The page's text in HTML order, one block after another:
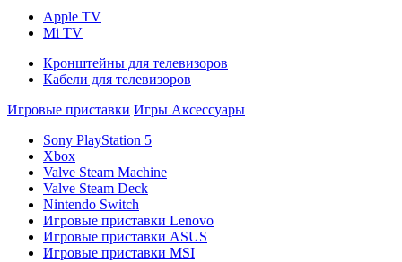
Apple TV
Mi TV
Кронштейны для телевизоров
Кабели для телевизоров
Игровые приставки Игры Аксессуары
Sony PlayStation 5
Xbox
Valve Steam Machine
Valve Steam Deck
Nintendo Switch
Игровые приставки Lenovo
Игровые приставки ASUS
Игровые приставки MSI